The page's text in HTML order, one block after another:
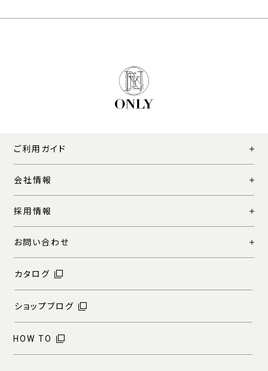
ご利用ガイド
会社情報
採用情報
お問い合わせ
カタログ
ショップブログ
HOW TO